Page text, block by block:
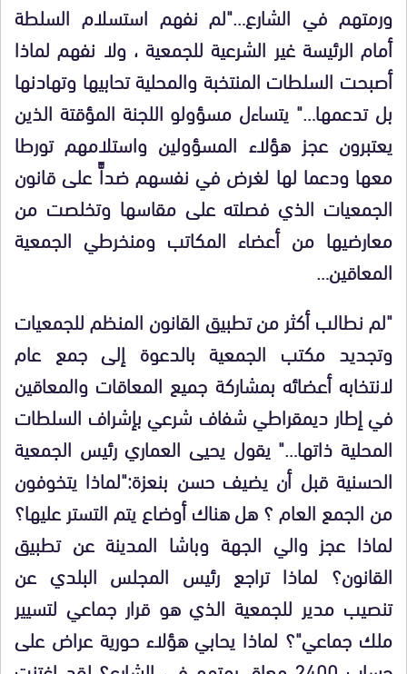
ورمتهم في الشارع…"لم نفهم استسلام السلطة
أمام الرئيسة غير الشرعية للجمعية ، ولا نفهم لماذا
أصبحت السلطات المنتخبة والمحلية تحابيها وتهادنها
بل تدعمها…" يتساءل مسؤولو اللجنة المؤقتة الذين
يعتبرون عجز هؤلاء المسؤولين واستلامهم تورطا
معها ودعما لها لغرض في نفسهم ضداًّ على قانون
الجمعيات الذي فصلته على مقاسها وتخلصت من
معارضيها من أعضاء المكاتب ومنخرطي الجمعية
المعاقين…
"لم نطالب أكثر من تطبيق القانون المنظم للجمعيات
وتجديد مكتب الجمعية بالدعوة إلى جمع عام
لانتخابه أعضائه بمشاركة جميع المعاقات والمعاقين
في إطار ديمقراطي شفاف شرعي بإشراف السلطات
المحلية ذاتها…" يقول يحيى العماري رئيس الجمعية
الحسنية قبل أن يضيف حسن بنعزة:"لماذا يتخوفون
من الجمع العام ؟ هل هناك أوضاع يتم التستر عليها؟
لماذا عجز والي الجهة وباشا المدينة عن تطبيق
القانون؟ لماذا تراجع رئيس المجلس البلدي عن
تنصيب مدير للجمعية الذي هو قرار جماعي لتسيير
ملك جماعي"؟ لماذا يحابي هؤلاء حورية عراض على